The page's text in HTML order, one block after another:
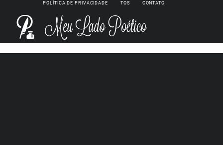
POLÍTICA DE PRIVACIDADE TOS CONTATO